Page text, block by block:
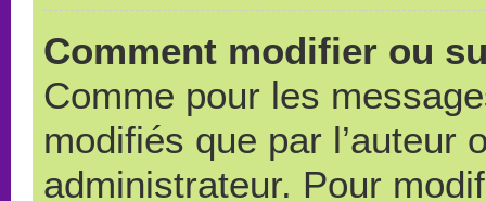
Comment modifier ou
Comme pour les
modifiés que par l’auteur
administrateur. Pour